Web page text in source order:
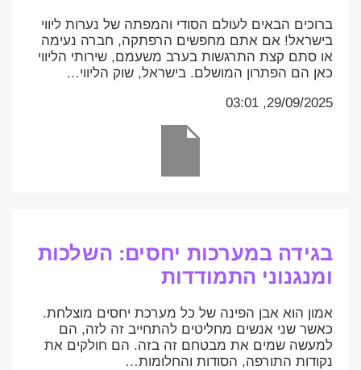
ברוכים הבאים לעולם הסודי והמפתה של נערות ליווי
בישראל! אם אתם מחפשים הרפתקה, חברה נעימה
או סתם קצת התרגשות בערב משעמם, שירותי הליווי
כאן הם הפתרון המושלם. בישראל, שוק הליווי…
29/09/2025, 03:01
בגידה במערכות יחסים: השלכות
ומנגנוני התמודדות
אמון הוא אבן הפינה של כל מערכת יחסים מוצלחת.
כאשר שני אנשים מחליטים להתחייב זה לזה, הם
למעשה שמים את מבטחם זה בזה. הם חולקים את
נקודות התורפה, הסודות והחלומות…